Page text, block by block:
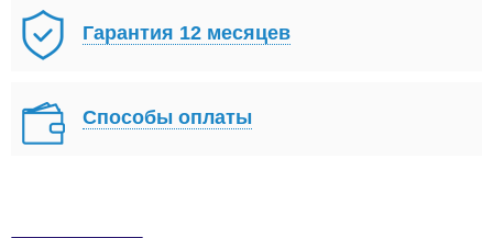
Гарантия 12 месяцев
Способы оплаты